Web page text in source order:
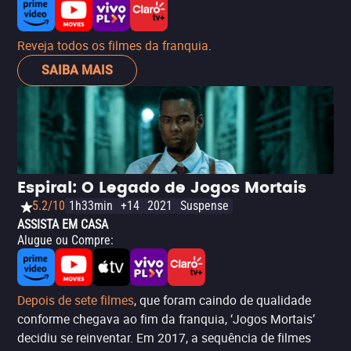
Reveja todos os filmes da franquia.
SAIBA MAIS
Espiral: O Legado de Jogos Mortais
5.2/10 1h33min +14 2021
Suspense
ASSISTA EM CASA
Alugue ou Compre:
Depois de sete filmes, que foram caindo de qualidade
conforme chegava ao fim da franquia, ‘Jogos Mortais’
decidiu se reinventar. Em 2017, a sequência de filmes